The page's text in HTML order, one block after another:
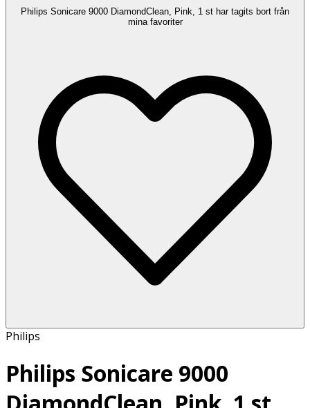
Philips Sonicare 9000 DiamondClean, Pink, 1 st har tagits bort från
mina favoriter
Philips
Philips Sonicare 9000